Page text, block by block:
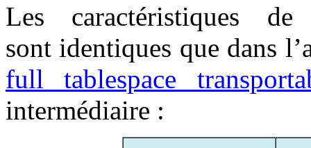
Les caractéristiques
sont identiques que dans
full tablespace
intermédiaire :